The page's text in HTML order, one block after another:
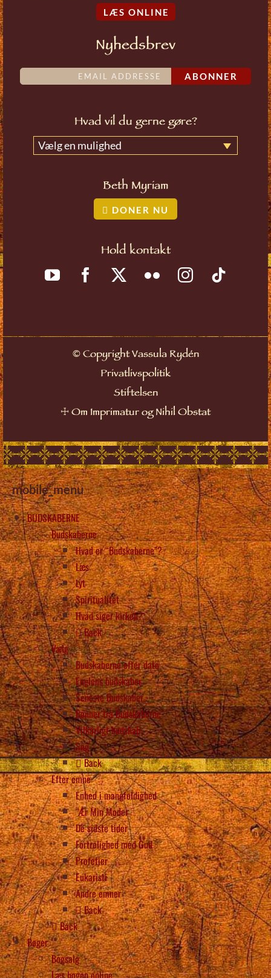
LÆS ONLINE
Nyhedsbrev
ABONNER
Hvad vil du gerne gøre?
Vælg en mulighed
Beth Myriam
DONER NU
Hold kontakt
©Copyright Vassula Rydén
Privatlivspolitik
Stiftelsen
☩ Om Imprimatur og Nihil Obstat
mobile_menu
BUDSKABERNE
Budskaberne
Hvad er “Budskaberne”?
Læs
Lyt
Spiritualitet
Hvad siger kirken?
Back
Vælg
Budskaberne efter dato
Englens budskaber
Seneste Budskaber
Bønner fra Budskaberne
Vilkårligt budskab
Søg
Back
Efter emne
Enhed i mangfoldighed
“Ær Min Moder
De sidste tider
Fortrolighed med Gud
Profetier
Eukaristi
Andre emner
Back
Back
Bøger
Bogsalg
Læs bogen online